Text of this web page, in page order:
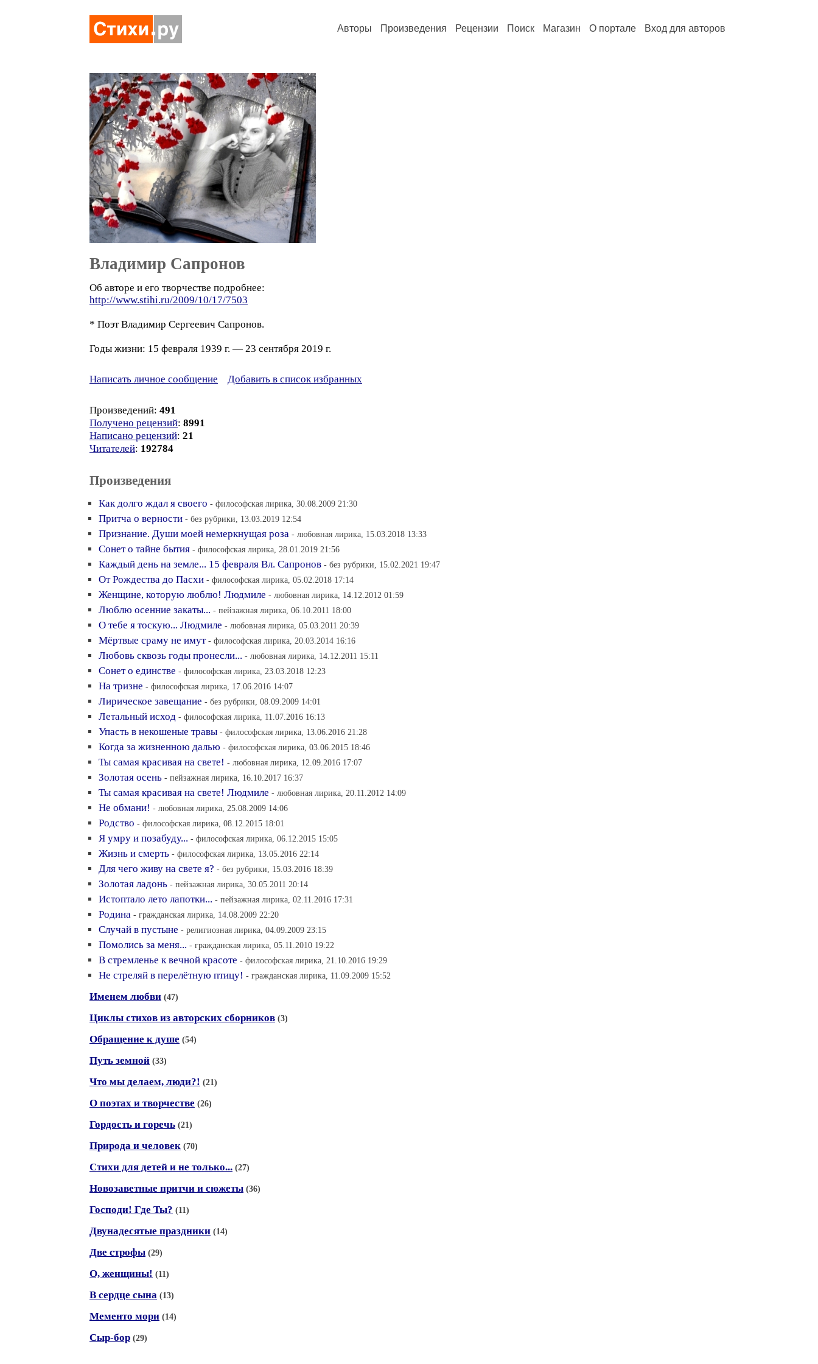
Авторы Произведения Рецензии Поиск Магазин О портале Вход для авторов
Владимир Сапронов
Об авторе и его творчестве подробнее:
http://www.stihi.ru/2009/10/17/7503
* Поэт Владимир Сергеевич Сапронов.
Годы жизни: 15 февраля 1939 г. — 23 сентября 2019 г.
Написать личное сообщение Добавить в список избранных
Произведений: 491
Получено рецензий: 8991
Написано рецензий: 21
Читателей: 192784
Произведения
Как долго ждал я своего - философская лирика, 30.08.2009 21:30
Притча о верности - без рубрики, 13.03.2019 12:54
Признание. Души моей немеркнущая роза - любовная лирика, 15.03.2018 13:33
Сонет о тайне бытия - философская лирика, 28.01.2019 21:56
Каждый день на земле... 15 февраля Вл. Сапронов - без рубрики, 15.02.2021 19:47
От Рождества до Пасхи - философская лирика, 05.02.2018 17:14
Женщине, которую люблю! Людмиле - любовная лирика, 14.12.2012 01:59
Люблю осенние закаты... - пейзажная лирика, 06.10.2011 18:00
О тебе я тоскую... Людмиле - любовная лирика, 05.03.2011 20:39
Мёртвые сраму не имут - философская лирика, 20.03.2014 16:16
Любовь сквозь годы пронесли... - любовная лирика, 14.12.2011 15:11
Сонет о единстве - философская лирика, 23.03.2018 12:23
На тризне - философская лирика, 17.06.2016 14:07
Лирическое завещание - без рубрики, 08.09.2009 14:01
Летальный исход - философская лирика, 11.07.2016 16:13
Упасть в некошеные травы - философская лирика, 13.06.2016 21:28
Когда за жизненною далью - философская лирика, 03.06.2015 18:46
Ты самая красивая на свете! - любовная лирика, 12.09.2016 17:07
Золотая осень - пейзажная лирика, 16.10.2017 16:37
Ты самая красивая на свете! Людмиле - любовная лирика, 20.11.2012 14:09
Не обмани! - любовная лирика, 25.08.2009 14:06
Родство - философская лирика, 08.12.2015 18:01
Я умру и позабуду... - философская лирика, 06.12.2015 15:05
Жизнь и смерть - философская лирика, 13.05.2016 22:14
Для чего живу на свете я? - без рубрики, 15.03.2016 18:39
Золотая ладонь - пейзажная лирика, 30.05.2011 20:14
Истоптало лето лапотки... - пейзажная лирика, 02.11.2016 17:31
Родина - гражданская лирика, 14.08.2009 22:20
Случай в пустыне - религиозная лирика, 04.09.2009 23:15
Помолись за меня... - гражданская лирика, 05.11.2010 19:22
В стремленье к вечной красоте - философская лирика, 21.10.2016 19:29
Не стреляй в перелётную птицу! - гражданская лирика, 11.09.2009 15:52
Именем любви (47)
Циклы стихов из авторских сборников (3)
Обращение к душе (54)
Путь земной (33)
Что мы делаем, люди?! (21)
О поэтах и творчестве (26)
Гордость и горечь (21)
Природа и человек (70)
Cтихи для детей и не только... (27)
Новозаветные притчи и сюжеты (36)
Господи! Где Ты? (11)
Двунадесятые праздники (14)
Две строфы (29)
О, женщины! (11)
В сердце сына (13)
Мементо мори (14)
Сыр-бор (29)